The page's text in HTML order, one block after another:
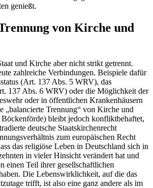
genießt.
von Kirche und
und Kirche aber nicht strikt getrennt.
zahlreiche Verbindungen. Beispiele dafür
(Art. 137 Abs. 5 WRV), das
137 Abs. 6 WRV) oder die Möglichkeit der
oder in öffentlichen Krankenhäusern
„balancierte Trennung“ von Kirche und
bleibt jedoch konfliktbehaftet,
deutsche Staatskirchenrecht
zum europäischen Recht
das religiöse Leben in Deutschland sich in
in vieler Hinsicht verändert hat und
einen Teil ihrer gesellschaftlichen
Die Lebenswirklichkeit, auf die das
trifft, ist also eine ganz andere als im